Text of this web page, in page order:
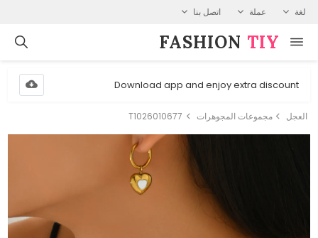
لغة عملة اتصل بنا
FASHION⁠ TIY
Download app and enjoy extra discount
العجل مجموعات المجوهرات T1026010677